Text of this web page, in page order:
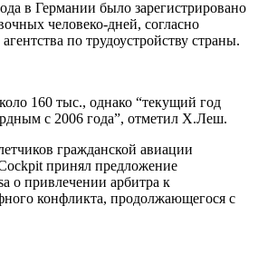
в Германии было зарегистрировано
человеко-дней, согласно
по трудоустройству страны.
160 тыс., однако “текущий год
с 2006 года”, отметил Х.Леш.
гражданской авиации
принял предложение
о привлечении арбитра к
конфликта, продолжающегося с